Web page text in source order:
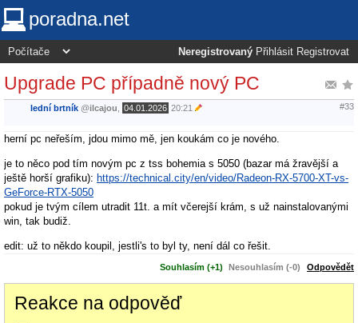
poradna.net
Neregistrovaný Přihlásit Registrovat
Upgrade PC případně nový PC
lední brtník @ilcajou 04.01.2026 20:21 #33
herní pc neřeším, jdou mimo mě, jen koukám co je nového.
je to něco pod tím novým pc z tss bohemia s 5050 (bazar má žravější a
ještě horší grafiku): https://technical.city/en/video/Radeon-RX-5700-XT-vs-
GeForce-RTX-5050
pokud je tvým cílem utradit 11t. a mít včerejší krám, s už nainstalovanými
win, tak budiž.
edit: už to někdo koupil, jestli's to byl ty, není dál co řešit.
Souhlasím (+1) Nesouhlasím (-0) Odpovědět
Reakce na odpověď